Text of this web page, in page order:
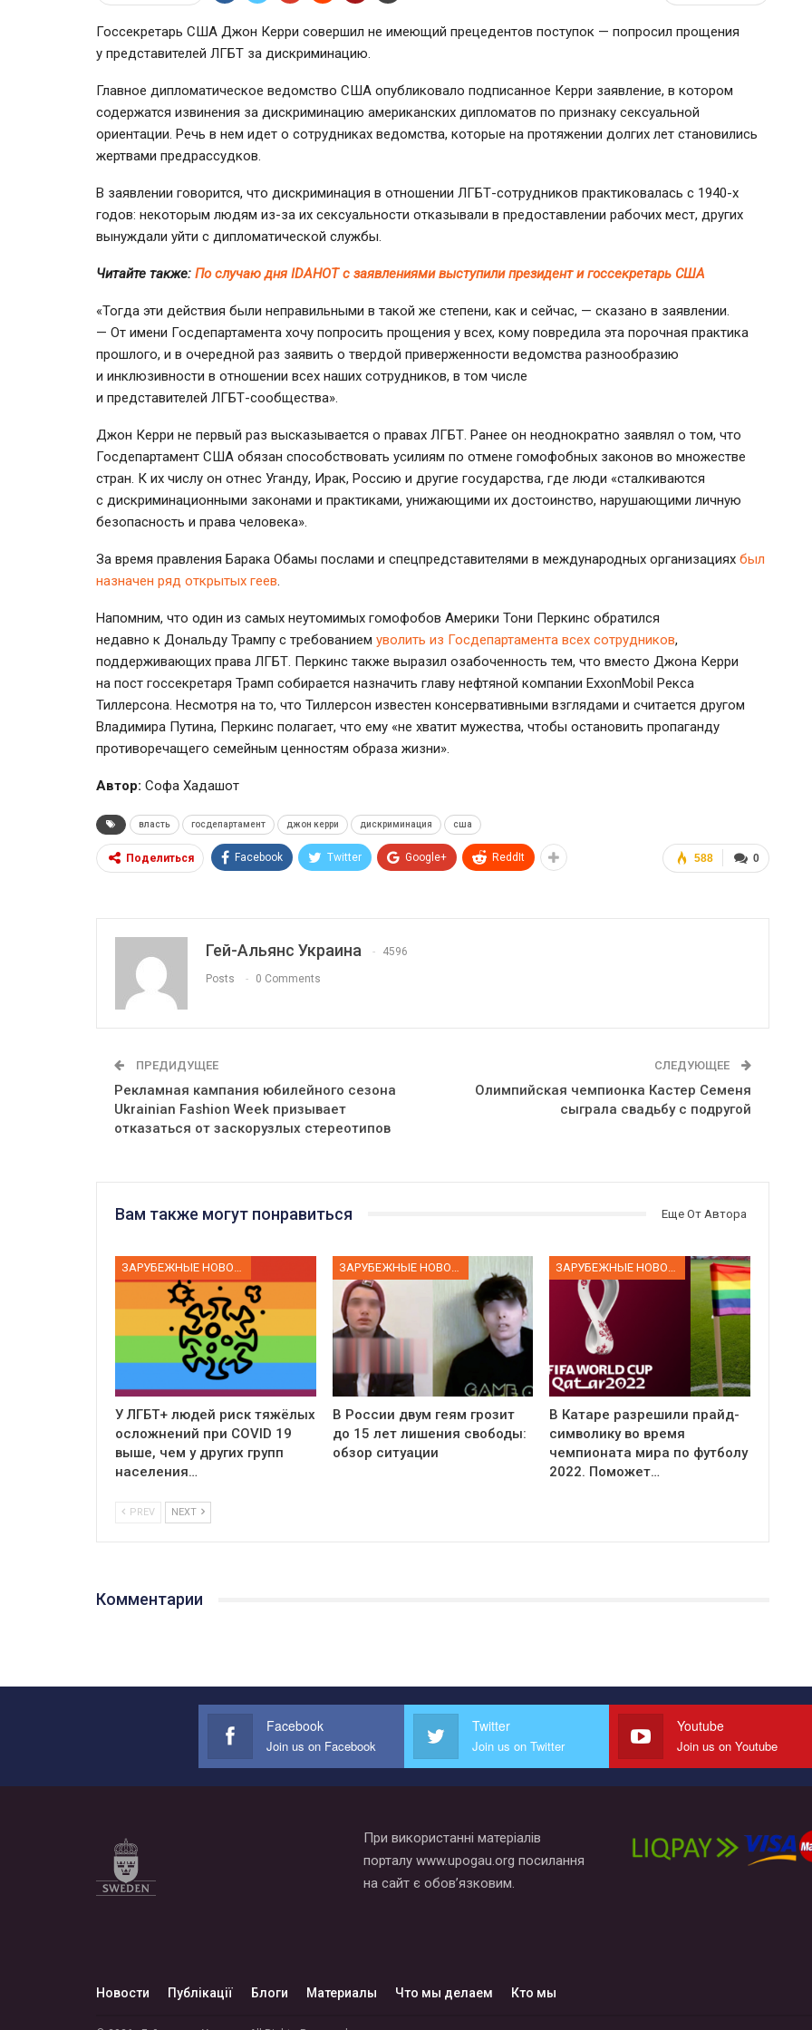
Госсекретарь США Джон Керри совершил не имеющий прецедентов поступок — попросил прощения
у представителей ЛГБТ за дискриминацию.
Главное дипломатическое ведомство США опубликовало подписанное Керри заявление, в котором
содержатся извинения за дискриминацию американских дипломатов по признаку сексуальной
ориентации. Речь в нем идет о сотрудниках ведомства, которые на протяжении долгих лет становились
жертвами предрассудков.
В заявлении говорится, что дискриминация в отношении ЛГБТ-сотрудников практиковалась с 1940-х
годов: некоторым людям из-за их сексуальности отказывали в предоставлении рабочих мест, других
вынуждали уйти с дипломатической службы.
Читайте также: По случаю дня IDAHOT с заявлениями выступили президент и госсекретарь США
«Тогда эти действия были неправильными в такой же степени, как и сейчас, — сказано в заявлении.
— От имени Госдепартамента хочу попросить прощения у всех, кому повредила эта порочная практика
прошлого, и в очередной раз заявить о твердой приверженности ведомства разнообразию
и инклюзивности в отношении всех наших сотрудников, в том числе
и представителей ЛГБТ-сообщества».
Джон Керри не первый раз высказывается о правах ЛГБТ. Ранее он неоднократно заявлял о том, что
Госдепартамент США обязан способствовать усилиям по отмене гомофобных законов во множестве
стран. К их числу он отнес Уганду, Ирак, Россию и другие государства, где люди «сталкиваются
с дискриминационными законами и практиками, унижающими их достоинство, нарушающими личную
безопасность и права человека».
За время правления Барака Обамы послами и спецпредставителями в международных организациях был
назначен ряд открытых геев
Напомним, что один из самых неутомимых гомофобов Америки Тони Перкинс обратился
недавно к Дональду Трампу с требованием уволить из Госдепартамента всех сотрудников,
поддерживающих права ЛГБТ. Перкинс также выразил озабоченность тем, что вместо Джона Керри
на пост госсекретаря Трамп собирается назначить главу нефтяной компании ExxonMobil Рекса
Тиллерсона. Несмотря на то, что Тиллерсон известен консервативными взглядами и считается другом
Владимира Путина, Перкинс полагает, что ему «не хватит мужества, чтобы остановить пропаганду
противоречащего семейным ценностям образа жизни».
Автор: Софа Хадашот
власть госдепартамент джон керри дискриминация сша
0
588
Поделиться Facebook Twitter Google+ ReddIt
Гей-Альянс Украина 4596
Posts 0 Comments
ПРЕДИДУЩЕЕ
Рекламная кампания юбилейного сезона
Ukrainian Fashion Week призывает
отказаться от заскорузлых стереотипов
СЛЕДУЮЩЕЕ
Олимпийская чемпионка Кастер Семеня
сыграла свадьбу с подругой
Вам также могут понравиться Еще От Автора
ЗАРУБЕЖНЫЕ НОВОСТИ
У ЛГБТ+ людей риск тяжёлых
осложнений при COVID 19
выше, чем у других групп
населения…
ЗАРУБЕЖНЫЕ НОВОСТИ
В России двум геям грозит
до 15 лет лишения свободы:
обзор ситуации
ЗАРУБЕЖНЫЕ НОВОСТИ
В Катаре разрешили прайд-
символику во время
чемпионата мира по футболу
2022. Поможет…
PREV NEXT
Комментарии
Facebook
Join us on Facebook
Twitter
Join us on Twitter
Youtube
Join us on Youtube
При використанні матеріалів
порталу www.upogau.org посилання
на сайт є обов’язковим.
Новости Публікації Блоги Материалы Что мы делаем Кто мы